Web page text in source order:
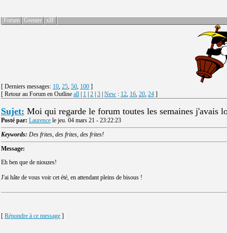
Forum Grenier xIF
[ Derniers messages: 10, 25, 50, 100 ]
[ Retour au Forum en Outline all 1 2 3 New : 12, 16, 20, 24 ]
Sujet: Moi qui regarde le forum toutes les semaines j'avais
Posté par: Laurence le jeu. 04 mars 21 - 23:22:23
Keywords: Des frites, des frites, des frites!
Message:
Eh ben que de niouzes!
J'ai hâte de vous voir cet été, en attendant pleins de bisous !
[ Répondre à ce message ]